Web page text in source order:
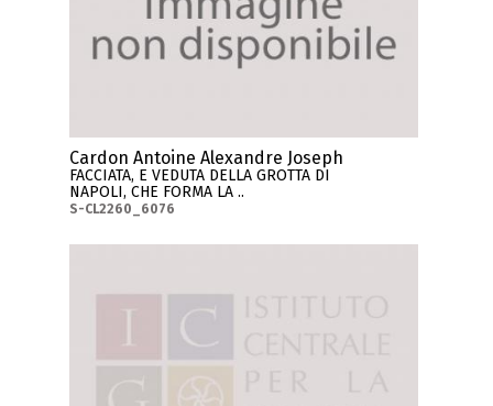
Cardon Antoine Alexandre Joseph
FACCIATA, E VEDUTA DELLA GROTTA DI
NAPOLI, CHE FORMA LA ..
S-CL2260_6076